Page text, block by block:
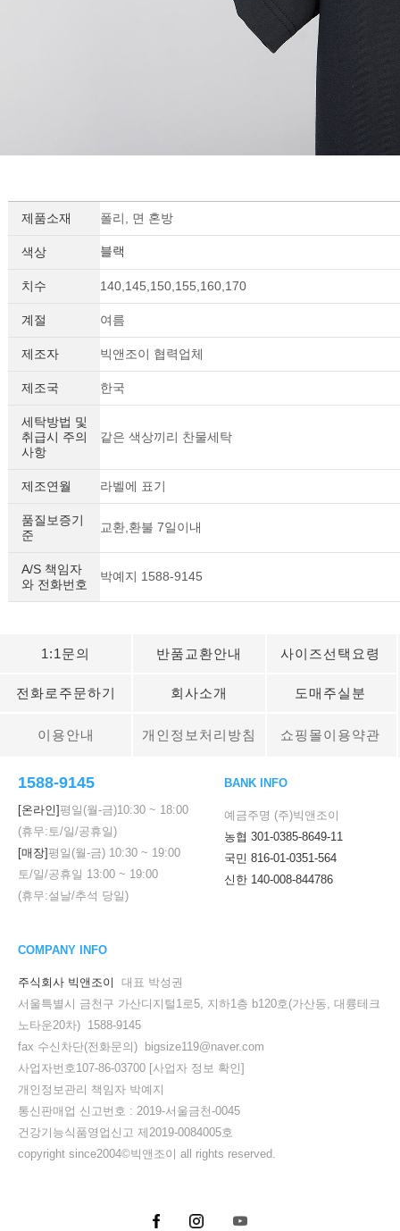
제품소재 폴리, 면 혼방
색상 블랙
치수 140,145,150,155,160,170
계절 여름
제조자 빅앤조이 협력업체
제조국 한국
세탁방법 및
취급시 주의
사항
같은 색상끼리 찬물세탁
제조연월 라벨에 표기
품질보증기
준
교환,환불 7일이내
A/S 책임자
와 전화번호
박예지 1588-9145
1:1문의 반품교환안내 사이즈선택요령
전화로주문하기 회사소개 도매주실분
이용안내 개인정보처리방침 쇼핑몰이용약관
1588-9145
[온라인] 평일(월-금)10:30 ~ 18:00
(휴무:토/일/공휴일)
[매장] 평일(월-금) 10:30 ~ 19:00
토/일/공휴일 13:00 ~ 19:00
(휴무:설날/추석 당일)
BANK INFO
예금주명 (주)빅앤조이
농협 301-0385-8649-11
국민 816-01-0351-564
신한 140-008-844786
COMPANY INFO
주식회사 빅앤조이
대표 박성권
서울특별시 금천구 가산디지털1로5, 지하1층 b120호(가산동, 대륭테크
노타운20차) 1588-9145
fax 수신차단(전화문의) bigsize119@naver.com
사업자번호107-86-03700 [사업자 정보 확인]
개인정보관리 책임자 박예지
통신판매업 신고번호 : 2019-서울금천-0045
건강기능식품영업신고 제2019-0084005호
copyright since2004©빅앤조이 all rights reserved.